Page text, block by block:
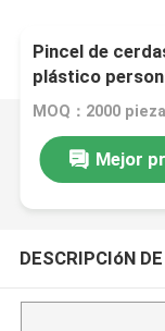
Pincel de
plástico
MOQ：2000
Mejor
DESCRIPCIóN